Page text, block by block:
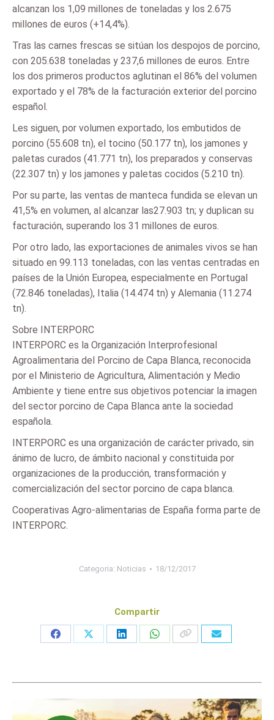
alcanzan los 1,09 millones de toneladas y los 2.675
millones de euros (+14,4%).
Tras las carnes frescas se sitúan los despojos de porcino,
con 205.638 toneladas y 237,6 millones de euros. Entre
los dos primeros productos aglutinan el 86% del volumen
exportado y el 78% de la facturación exterior del porcino
español.
Les siguen, por volumen exportado, los embutidos de
porcino (55.608 tn), el tocino (50.177 tn), los jamones y
paletas curados (41.771 tn), los preparados y conservas
(22.307 tn) y los jamones y paletas cocidos (5.210 tn).
Por su parte, las ventas de manteca fundida se elevan un
41,5% en volumen, al alcanzar las27.903 tn; y duplican su
facturación, superando los 31 millones de euros.
Por otro lado, las exportaciones de animales vivos se han
situado en 99.113 toneladas, con las ventas centradas en
países de la Unión Europea, especialmente en Portugal
(72.846 toneladas), Italia (14.474 tn) y Alemania (11.274
tn).
Sobre INTERPORC
INTERPORC es la Organización Interprofesional
Agroalimentaria del Porcino de Capa Blanca, reconocida
por el Ministerio de Agricultura, Alimentación y Medio
Ambiente y tiene entre sus objetivos potenciar la imagen
del sector porcino de Capa Blanca ante la sociedad
española.
INTERPORC es una organización de carácter privado, sin
ánimo de lucro, de ámbito nacional y constituida por
organizaciones de la producción, transformación y
comercialización del sector porcino de capa blanca.
Cooperativas Agro-alimentarias de España forma parte de
INTERPORC.
Categoria: Noticias 18/12/2017
Compartir
Share
Share
Share
Share